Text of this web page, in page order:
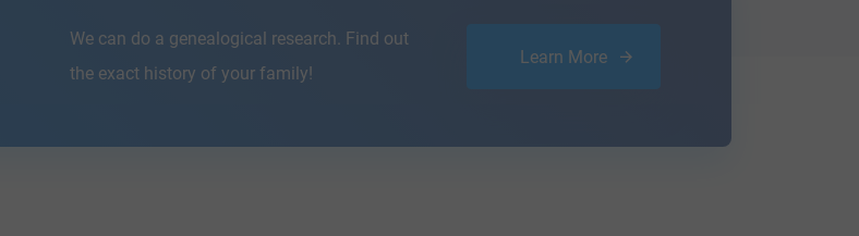
We can do a genealogical research. Find out
the exact history of your family!
Learn More